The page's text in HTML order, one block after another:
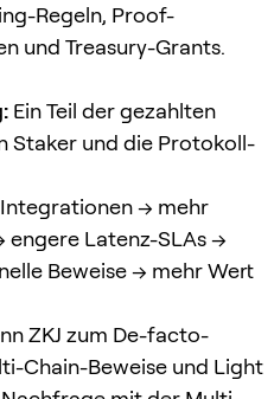
Regeln, Proof-
und Treasury-Grants.
Ein Teil der gezahlten
Staker und die Protokoll-
→ mehr
Latenz-SLAs →
Beweise → mehr Wert
ZKJ zum De-facto-
Chain-Beweise und Light